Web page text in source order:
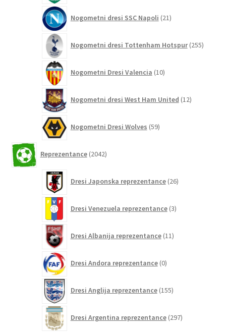
Nogometni dresi SSC Napoli 21izdelkov
Nogometni dresi Tottenham Hotspur 255
Nogometni Dresi Valencia 10izdelkov
Nogometni dresi West Ham United 12izdelkov
Nogometni Dresi Wolves 59izdelkov
Reprezentance 2042izdelkov
Dresi Japonska reprezentance 26izdelkov
Dresi Venezuela reprezentance 3izdelki
Dresi Albanija reprezentance 11izdelkov
Dresi Andora reprezentance 0izdelkov
Dresi Anglija reprezentance 155izdelkov
Dresi Argentina reprezentance 297izdelkov